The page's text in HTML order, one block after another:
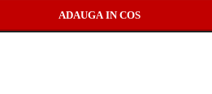
ADAUGA IN COS